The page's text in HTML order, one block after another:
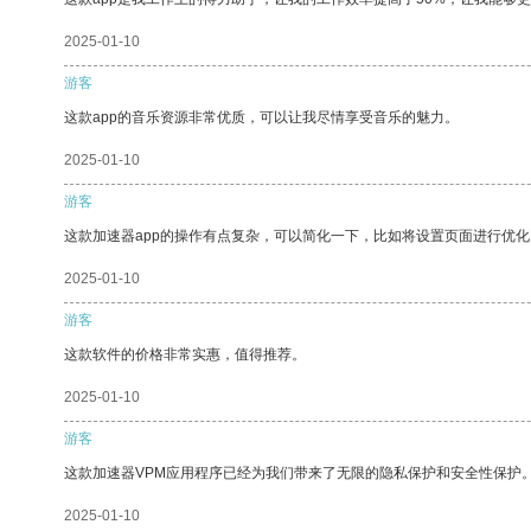
2025-01-10
游客
这款app的音乐资源非常优质，可以让我尽情享受音乐的魅力。
2025-01-10
游客
这款加速器app的操作有点复杂，可以简化一下，比如将设置页面进行优
2025-01-10
游客
这款软件的价格非常实惠，值得推荐。
2025-01-10
游客
这款加速器VPM应用程序已经为我们带来了无限的隐私保护和安全性保护
2025-01-10